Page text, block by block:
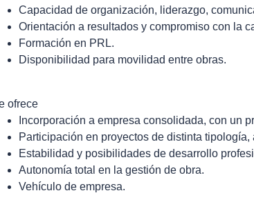
Capacidad de organización, liderazgo,
Orientación a resultados y compromiso con la
Formación en PRL.
Disponibilidad para movilidad entre obras.
ofrece
Incorporación a empresa consolidada, con un
Participación en proyectos de distinta
Estabilidad y posibilidades de desarrollo
Autonomía total en la gestión de obra.
Vehículo de empresa.